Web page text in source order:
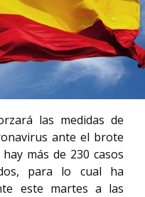
las medidas de
ante el brote
más de 230 casos
para lo cual ha
este martes a las